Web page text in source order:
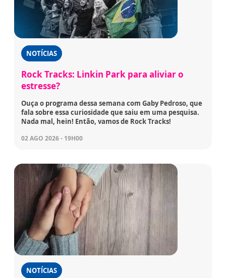
NOTÍCIAS
Rock Tracks: Linkin Park para aliviar o
estresse?
Ouça o programa dessa semana com Gaby Pedroso, que
fala sobre essa curiosidade que saiu em uma pesquisa.
Nada mal, hein! Então, vamos de Rock Tracks!
02 AGO 2026 - 19H00
NOTÍCIAS